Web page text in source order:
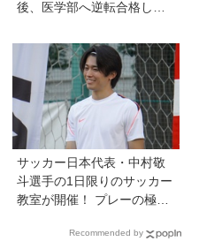
後、医学部へ逆転合格した
経験が受験勉強に役立っ
た」そう考える背景とは
サッカー日本代表・中村敬
斗選手の1日限りのサッカー
教室が開催！ プレーの極意
学びと笑顔あふれる大盛況
Recommended by